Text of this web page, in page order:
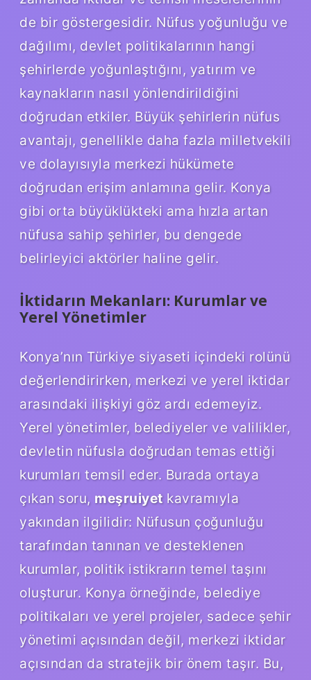
de bir göstergesidir. Nüfus yoğunluğu ve
dağılımı, devlet politikalarının hangi
şehirlerde yoğunlaştığını, yatırım ve
kaynakların nasıl yönlendirildiğini
doğrudan etkiler. Büyük şehirlerin nüfus
avantajı, genellikle daha fazla milletvekili
ve dolayısıyla merkezi hükümete
doğrudan erişim anlamına gelir. Konya
gibi orta büyüklükteki ama hızla artan
nüfusa sahip şehirler, bu dengede
belirleyici aktörler haline gelir.
İktidarın Mekanları: Kurumlar ve
Yerel Yönetimler
Konya’nın Türkiye siyaseti içindeki rolünü
değerlendirirken, merkezi ve yerel iktidar
arasındaki ilişkiyi göz ardı edemeyiz.
Yerel yönetimler, belediyeler ve valilikler,
devletin nüfusla doğrudan temas ettiği
kurumları temsil eder. Burada ortaya
çıkan soru, meşruiyetkavramıyla
yakından ilgilidir: Nüfusun çoğunluğu
tarafından tanınan ve desteklenen
kurumlar, politik istikrarın temel taşını
oluşturur. Konya örneğinde, belediye
politikaları ve yerel projeler, sadece şehir
yönetimi açısından değil, merkezi iktidar
açısından da stratejik bir önem taşır. Bu,